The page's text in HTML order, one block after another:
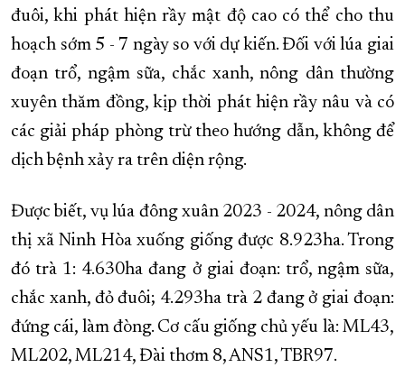
đuôi, khi phát hiện rầy mật độ cao có thể cho thu
hoạch sớm 5 - 7 ngày so với dự kiến. Đối với lúa giai
đoạn trổ, ngậm sữa, chắc xanh, nông dân thường
xuyên thăm đồng, kịp thời phát hiện rầy nâu và có
các giải pháp phòng trừ theo hướng dẫn, không để
dịch bệnh xảy ra trên diện rộng.
Được biết, vụ lúa đông xuân 2023 - 2024, nông dân
thị xã Ninh Hòa xuống giống được 8.923ha. Trong
đó trà 1: 4.630ha đang ở giai đoạn: trổ, ngậm sữa,
chắc xanh, đỏ đuôi; 4.293ha trà 2 đang ở giai đoạn:
đứng cái, làm đòng. Cơ cấu giống chủ yếu là: ML43,
ML202, ML214, Đài thơm 8, ANS1, TBR97.